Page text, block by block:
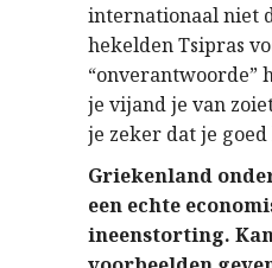
internationaal niet
hekelden Tsipras
“onverantwoorde”
je vijand je van
je zeker dat je
Griekenland
een echte
ineenstorting.